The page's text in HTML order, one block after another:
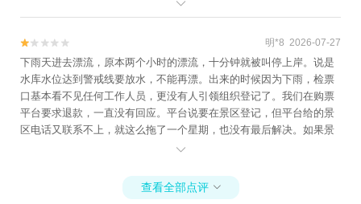
流了，那我们就按漂流时间比例来计算损失，但一直未得到景区和平
吗？！如果景区认为是下雨导致的缘故，难道之前没有预判，不知道
水库的水位在持续上涨吗？难道不该一开始就闭园不接客吗？为什么
要放进去然后泡一下水又拉上岸呢？


 明*8 2026-07-27
下雨天进去漂流，原本两个小时的漂流，十分钟就被叫停上岸。说是
水库水位达到警戒线要放水，不能再漂。出来的时候因为下雨，检票
口基本看不见任何工作人员，更没有人引领组织登记了。我们在购票
平台要求退款，一直没有回应。平台说要在景区登记，但平台给的景
区电话又联系不上，就这么拖了一个星期，也没有最后解决。如果景
区说我们已经下水漂流了，那我们就按漂流时间比例来计算损失，但
挣这样的钱，不缺德吗？！

查看全部点评 